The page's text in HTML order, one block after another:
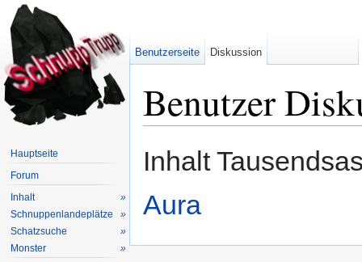
Benutzer
Inhalt
Aura
Benutzerseite Diskussion
Hauptseite
Forum
Inhalt
»
Schnuppenlandeplätze
»
Schatzsuche
»
Monster
»